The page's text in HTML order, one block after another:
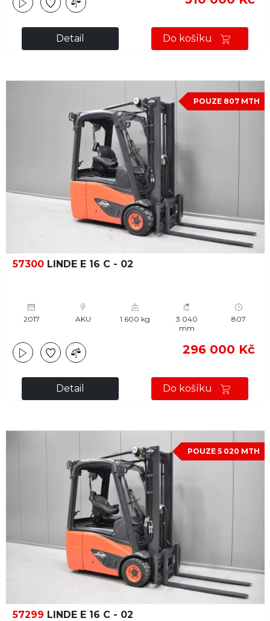
Detail Do košíku
POUZE 807 MTH
57300 LINDE E 16 C - 02
2017 AKU 1 600 kg
3 040
mm
807
296 000 Kč
Detail Do košíku
POUZE 5 020 MTH
57299 LINDE E 16 C - 02